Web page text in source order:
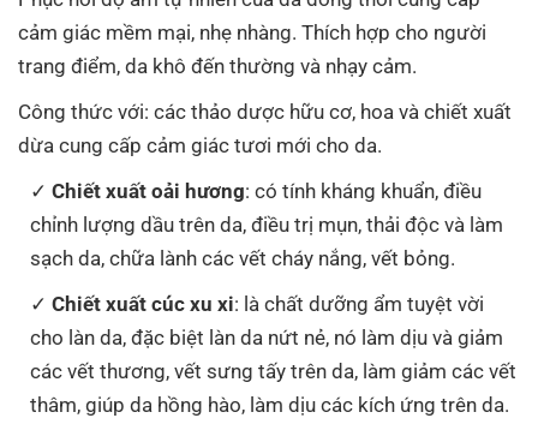
cảm giác mềm mại, nhẹ nhàng. Thích hợp cho người
trang điểm, da khô đến thường và nhạy cảm.
Công thức với: các thảo dược hữu cơ, hoa và chiết xuất
dừa cung cấp cảm giác tươi mới cho da.
Chiết xuất oải hương: có tính kháng khuẩn, điều
chỉnh lượng dầu trên da, điều trị mụn, thải độc và làm
sạch da, chữa lành các vết cháy nắng, vết bỏng.
Chiết xuất cúc xu xi: là chất dưỡng ẩm tuyệt vời
cho làn da, đặc biệt làn da nứt nẻ, nó làm dịu và giảm
các vết thương, vết sưng tấy trên da, làm giảm các vết
thâm, giúp da hồng hào, làm dịu các kích ứng trên da.